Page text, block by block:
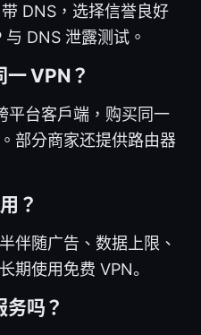
DNS，选择信誉良好
DNS 泄露测试。
VPN？
平台客户端，购买同一
部分商家还提供路由器
？
伴随广告、数据上限、
期使用免费 VPN。
吗？